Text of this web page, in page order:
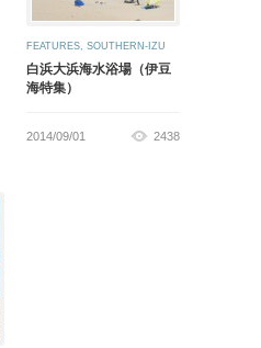
FEATURES, SOUTHERN-IZU
白浜大浜海水浴場（伊豆
海特集）
2014/09/01 2438